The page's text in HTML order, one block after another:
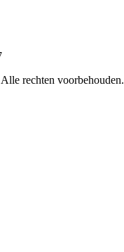
Alle rechten voorbehouden.